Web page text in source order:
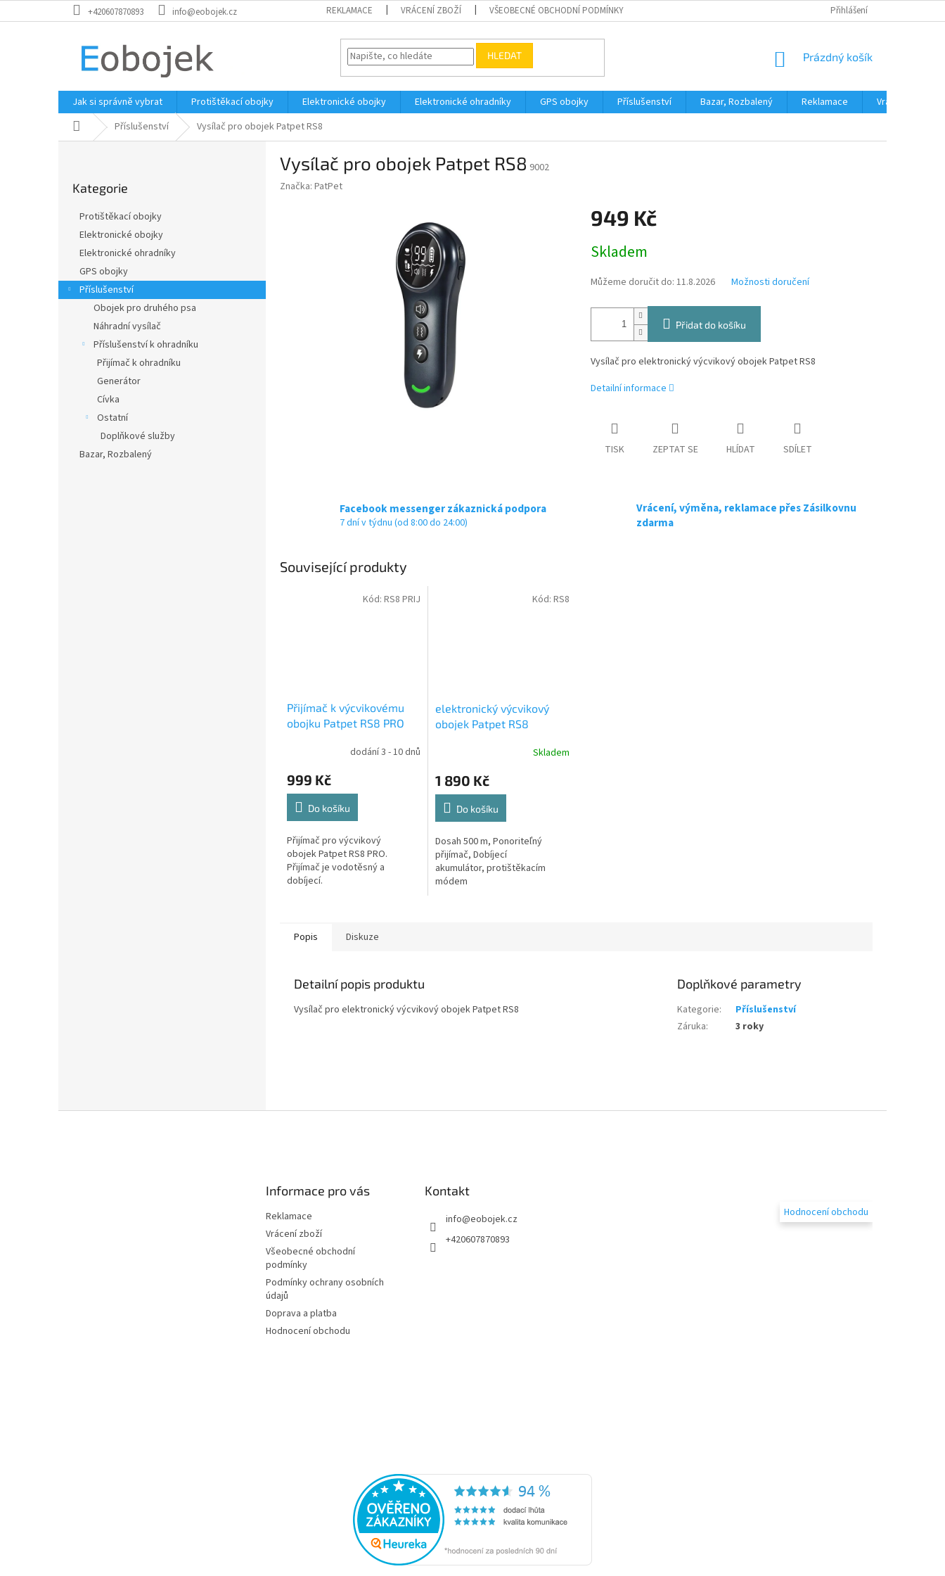
na
+420607870893 info@eobojek.cz REKLAMACE VRÁCENÍ ZBOŽÍ VŠEOBECNÉ OBCHODNÍ PODMÍNKY DOPRAVA A PLATBA
Přihlášení
HLEDAT
NÁKUPNÍ
Prázdný košík
Jak si správně vybrat Protištěkací obojky Elektronické obojky Elektronické ohradníky GPS obojky Příslušenství Bazar, Rozbalený Reklamace
Vrácení zboží
Domů Příslušenství Vysílač pro obojek Patpet RS8
a
kategorie
Kategorie
Protištěkací obojky
Elektronické obojky
Elektronické ohradníky
GPS obojky
Příslušenství
Obojek pro druhého psa
Náhradní vysílač
Příslušenství k ohradníku
Přijímač k ohradníku
Generátor
Cívka
Ostatní
Doplňkové služby
Bazar, Rozbalený
Vysílač pro obojek Patpet RS8 9002
Značka: PatPet
949 Kč
cena:
Skladem
Můžeme doručit do: 11.8.2026 Možnosti doručení
Přidat do košíku
Vysílač pro elektronický výcvikový obojek Patpet RS8
Detailní informace
TISK ZEPTAT SE HLÍDAT SDÍLET
Facebook messenger zákaznická podpora
7 dní v týdnu (od 8:00 do 24:00)
Vrácení, výměna, reklamace přes Zásilkovnu
zdarma
Související produkty
Přijímač k výcvikovému
obojku Patpet RS8 PRO
dodání 3 - 10 dnů
999 Kč
Do košíku
Přijímač pro výcvikový
obojek Patpet RS8 PRO.
Přijímač je vodotěsný a
dobíjecí.
Kód: RS8 PRIJ
elektronický výcvikový
obojek Patpet RS8
Skladem
1 890 Kč
Do košíku
Dosah 500 m, Ponoriteľný
přijímač, Dobíjecí
akumulátor, protištěkacím
módem
Kód: RS8
Popis Diskuze
Detailní popis produktu
Vysílač pro elektronický výcvikový obojek Patpet RS8
Doplňkové parametry
Kategorie:
Příslušenství
Záruka: 3 roky
Informace pro vás
Reklamace
Vrácení zboží
Všeobecné obchodní
podmínky
Podmínky ochrany osobních
údajů
Doprava a platba
Hodnocení obchodu
Kontakt
info@eobojek.cz
+420607870893
Hodnocení obchodu